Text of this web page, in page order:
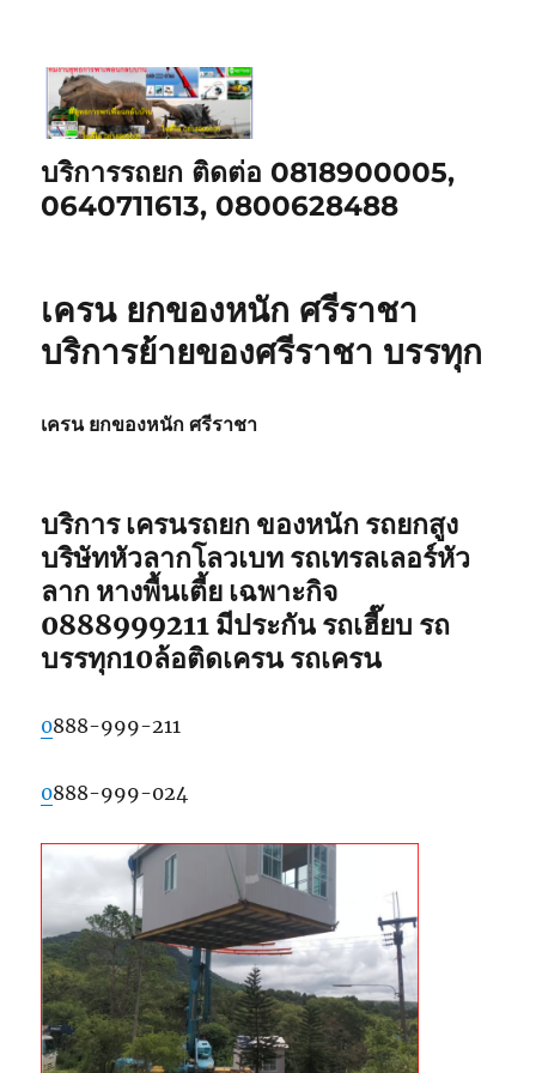
บริการรถยก ติดต่อ 0818900005,
0640711613, 0800628488
เครน ยกของหนัก ศรีราชา
บริการย้ายของศรีราชา บรรทุก
เครน ยกของหนัก ศรีราชา
บริการ เครนรถยก ของหนัก รถยกสูง
บริษัทหัวลากโลวเบท รถเทรลเลอร์หัว
ลาก หางพื้นเตี้ย เฉพาะกิจ
0888999211 มีประกัน รถเฮี๊ยบ รถ
บรรทุก10ล้อติดเครน รถเครน
0888-999-211
0888-999-024